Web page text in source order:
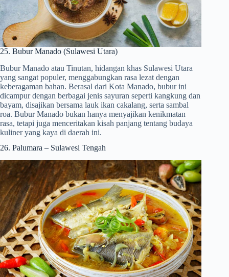
25. Bubur Manado (Sulawesi Utara)
Bubur Manado atau Tinutan, hidangan khas Sulawesi Utara
yang sangat populer, menggabungkan rasa lezat dengan
keberagaman bahan. Berasal dari Kota Manado, bubur ini
dicampur dengan berbagai jenis sayuran seperti kangkung dan
bayam, disajikan bersama lauk ikan cakalang, serta sambal
roa. Bubur Manado bukan hanya menyajikan kenikmatan
rasa, tetapi juga menceritakan kisah panjang tentang budaya
kuliner yang kaya di daerah ini.
26. Palumara – Sulawesi Tengah